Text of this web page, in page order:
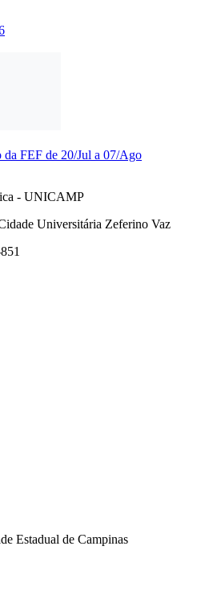
FEF de 20/Jul a 07/Ago
- UNICAMP
Universitária Zeferino Vaz
Estadual de Campinas